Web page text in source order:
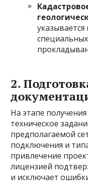
2.
На этапе
техническое
предполагаемой
подключения и
привлечение
лицензией
и исключает